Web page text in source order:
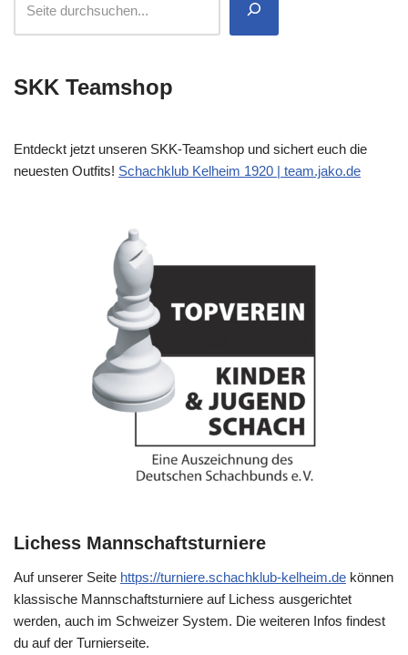
SKK Teamshop
Entdeckt jetzt unseren SKK-Teamshop und sichert euch die
neuesten Outfits! Schachklub Kelheim 1920 | team.jako.de
Lichess Mannschaftsturniere
Auf unserer Seite https://turniere.schachklub-kelheim.de können
klassische Mannschaftsturniere auf Lichess ausgerichtet
werden, auch im Schweizer System. Die weiteren Infos findest
du auf der Turnierseite.